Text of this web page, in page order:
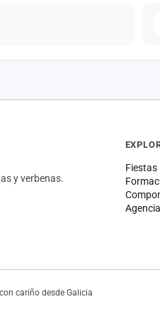
y verbenas.
Fiestas
cariño desde Galicia